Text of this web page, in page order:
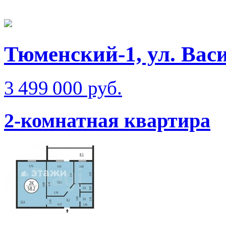
Тюменский-1, ул.
3 499 000 руб.
2-комнатная квартира